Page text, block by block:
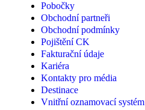
Pobočky
Obchodní partneři
Obchodní podmínky
Pojištění CK
Fakturační údaje
Kariéra
Kontakty pro média
Destinace
Vnitřní oznamovací systém